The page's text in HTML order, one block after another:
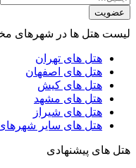
عضویت
لیست هتل ها در شهرهای
هتل های تهران
هتل های اصفهان
هتل های کیش
هتل های مشهد
هتل های شیراز
هتل های سایر شهرهای
هتل های پیشنهادی